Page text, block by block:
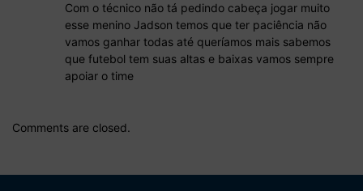
Com o técnico não tá pedindo cabeça jogar muito
esse menino Jadson temos que ter paciência não
vamos ganhar todas até queríamos mais sabemos
que futebol tem suas altas e baixas vamos sempre
apoiar o time
Comments are closed.